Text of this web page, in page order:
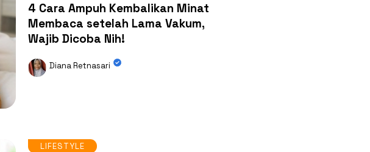
4 Cara Ampuh Kembalikan Minat
Membaca setelah Lama Vakum,
Wajib Dicoba Nih!
Diana Retnasari
LIFESTYLE